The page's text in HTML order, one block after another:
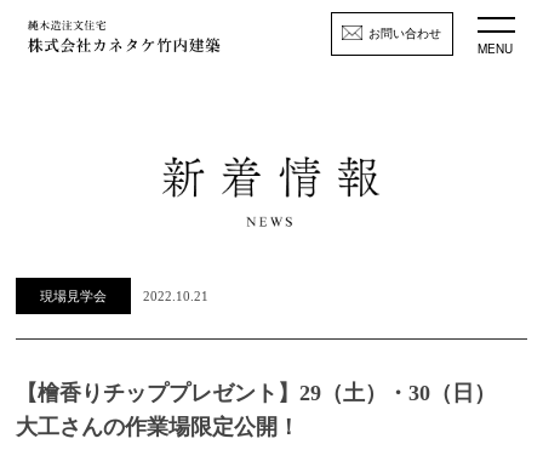
お問い合わせ
MENU
現場見学会 2022.10.21
【檜香りチッププレゼント】29（土）・30（日）
大工さんの作業場限定公開！